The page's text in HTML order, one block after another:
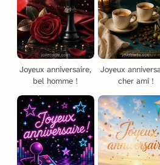
Joyeux anniversaire,
bel homme !
Joyeux
cher ami !